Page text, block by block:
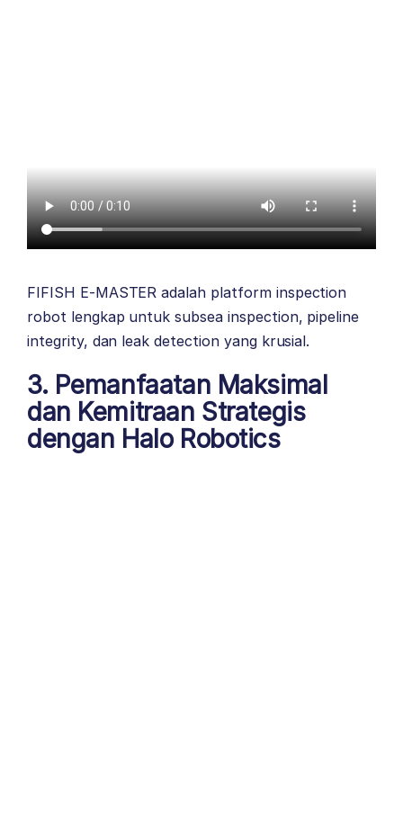
FIFISH E-MASTER adalah platform inspection
robot lengkap untuk subsea inspection, pipeline
integrity, dan leak detection yang krusial.
3. Pemanfaatan Maksimal
dan Kemitraan Strategis
dengan Halo Robotics